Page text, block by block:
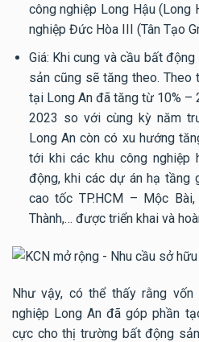
công nghiệp Long Hậu (Long
nghiệp Đức Hòa III (Tân Tạo
Giá: Khi cung và cầu bất
sản cũng sẽ tăng theo.
tại Long An đã tăng từ 10% –
2023 so với cùng kỳ năm
Long An còn có xu hướng
tới khi các khu công nghiệp
động, khi các dự án hạ tầng
cao tốc TP.HCM – Mộc
Thành,… được triển khai và
Như vậy, có thể thấy rằng
nghiệp Long An đã góp phần
cực cho thị trường bất động